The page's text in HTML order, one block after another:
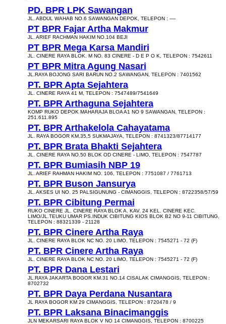
PD. BPR LPK Sawangan
JL. ABDUL WAHAB NO.6 SAWANGAN DEPOK, TELEPON : ----
PT BPR Fajar Artha Makmur
JL. ARIEF RACHMAN HAKIM NO.104 BEJI
PT BPR Mega Karsa Mandiri
JL. CINERE RAYA BLOK. M NO. 83 CINERE - D E P O K, TELEPON : 7542611
PT BPR Mitra Agung Nasari
JL.RAYA BOJONG SARI BARUN NO.2 SAWANGAN, TELEPON : 7401562
PT. BPR Apta Sejahtera
JL. CINERE RAYA 41 M, TELEPON : 7547489/7541649
PT. BPR Arthaguna Sejahtera
KOMP RUKO DEPOK MAHARAJA BLOA A1 NO 9 SAWANGAN, TELEPON :
251.611.895
PT. BPR Arthakelola Cahayatama
JL. RAYA BOGOR KM.35,5 SUKMAJAYA, TELEPON : 8741323/87714177
PT. BPR Brata Bhakti Sejahtera
JL. CINERE RAYA NO.50 BLOK OD CINERE - LIMO, TELEPON : 7547787
PT. BPR Bumiasih NBP 19
JL. ARIEF RAHMAN HAKIM NO. 106, TELEPON : 7751087 / 7761713
PT. BPR Buson Jansurya
JL. AKSES UI NO. 25 PALSIGUNUNG - CIMANGGIS, TELEPON : 8722358/57/59
PT. BPR Cibitung Permai
RUKO CINERE JL. CINERE RAYA BLOK A. KAV. 24 KEL. CINERE KEC.
LIMO/JL.TEUKU UMAR PS.INDUK CIBITUNG KIOS BLOK B2 NO 9-11 CIBITUNG,
TELEPON : 88321339 - 21128
PT. BPR Cinere Artha Raya
JL. CINERE RAYA BLOK NC NO. 20 LIMO, TELEPON : 7545271 - 72 (F)
PT. BPR Cinere Artha Raya
JL. CINERE RAYA BLOK NC NO. 20 LIMO, TELEPON : 7545271 - 72 (F)
PT. BPR Dana Lestari
JL.RAYA JAKARTA BOGOR KM.31 NO.14 CISALAK CIMANGGIS, TELEPON :
8702732
PT. BPR Daya Perdana Nusantara
JL RAYA BOGOR KM 29 CIMANGGIS, TELEPON : 8720478 / 9
PT. BPR Laksana Binacimanggis
JLN MEKARSARI RAYA BLOK V NO 14 CIMANGGIS, TELEPON : 8700225